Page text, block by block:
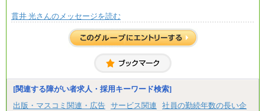
総合職 月給220,000～230,000円＋地域間調整給
整給
※詳細はJTBキャリアサイトよりご確認ください。
■(株)JTBコミュニケーションデザイン
総合職 月給230,000円
みなし残業手当：20,000円（一律支給）※みなし
残業手当の残業時間は10.43時間。
間に応じて、時間外手当等を支給。
貫井 光さんのメッセージを読む
[関連する障がい者求人・採用キーワード検索]
出版・マスコミ関連・広告 サービス関連
社員の勤続年数の長い企